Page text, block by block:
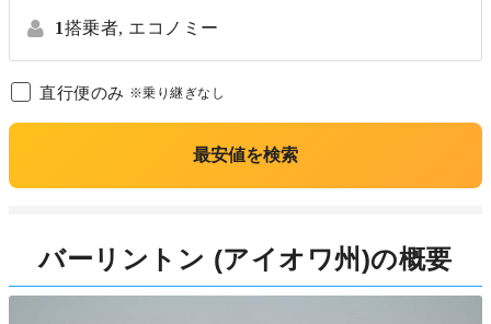
1搭乗者, エコノミー
直行便のみ ※乗り継ぎなし
最安値を検索
バーリントン (アイオワ州)の概要